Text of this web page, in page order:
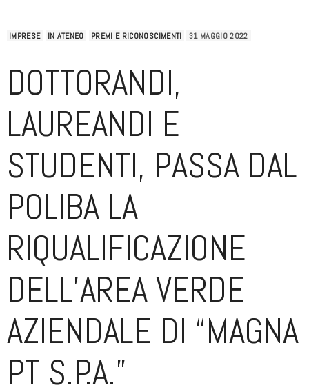
IMPRESE IN ATENEO PREMI E RICONOSCIMENTI 31 MAGGIO 2022
DOTTORANDI,
LAUREANDI E
STUDENTI, PASSA DAL
POLIBA LA
RIQUALIFICAZIONE
DELL’AREA VERDE
AZIENDALE DI “MAGNA
PT S.P.A.”